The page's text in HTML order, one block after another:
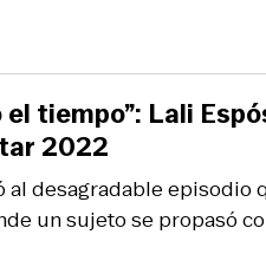
al desagradable episodio
un sujeto se propasó
tiempo”: Lali
2022